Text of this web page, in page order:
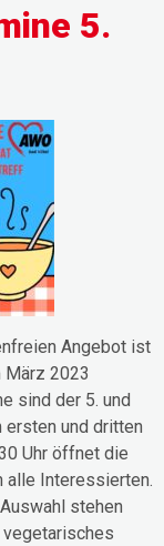
5.
Angebot ist
März 2023
sind der 5. und
ersten und dritten
Uhr öffnet die
alle Interessierten.
stehen